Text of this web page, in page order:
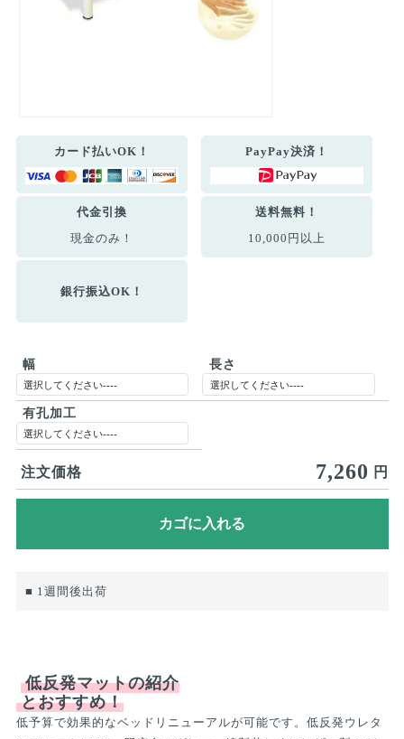
カード払いOK！ PayPay決済！
代金引換
現金のみ！
送料無料！
10,000円以上
銀行振込OK！
幅 長さ
有孔加工
注文価格 7,260 円
■ 1週間後出荷
低反発マットの紹介
とおすすめ！
低予算で効果的なベッドリニューアルが可能です。低反発ウレタ